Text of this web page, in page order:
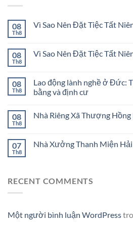
08
Th8
Vì Sao Nên Đặt Tiệc Tất
08
Th8
Vì Sao Nên Đặt Tiệc Tất
08
Th8
Lao động lành nghề ở Đức:
bằng và định cư
08
Th8
Nhà Riêng Xã Thượng
07
Th8
Nhà Xưởng Thanh Miện
RECENT COMMENTS
Một người bình luận WordPress